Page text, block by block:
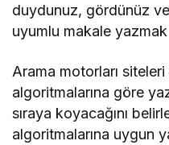
duydunuz, gördünüz ve
uyumlu makale
Arama motorları
algoritmalarına göre
sıraya koyacağını
algoritmalarına uygun